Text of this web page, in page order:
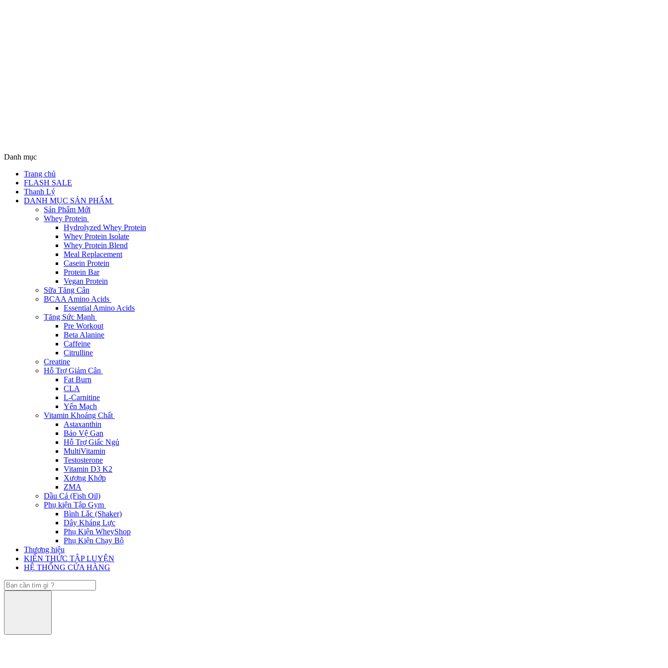
Danh mục
Trang chủ
FLASH SALE
Thanh Lý
DANH MỤC SẢN PHẨM
Sản Phẩm Mới
Whey Protein
Hydrolyzed Whey Protein
Whey Protein Isolate
Whey Protein Blend
Meal Replacement
Casein Protein
Protein Bar
Vegan Protein
Sữa Tăng Cân
BCAA Amino Acids
Essential Amino Acids
Tăng Sức Mạnh
Pre Workout
Beta Alanine
Caffeine
Citrulline
Creatine
Hỗ Trợ Giảm Cân
Fat Burn
CLA
L-Carnitine
Yến Mạch
Vitamin Khoáng Chất
Astaxanthin
Bảo Vệ Gan
Hỗ Trợ Giấc Ngủ
MultiVitamin
Testosterone
Vitamin D3 K2
Xương Khớp
ZMA
Dầu Cá (Fish Oil)
Phụ kiện Tập Gym
Bình Lắc (Shaker)
Dây Kháng Lực
Phụ Kiện WheyShop
Phụ Kiện Chạy Bộ
Thương hiệu
KIẾN THỨC TẬP LUYỆN
HỆ THỐNG CỬA HÀNG